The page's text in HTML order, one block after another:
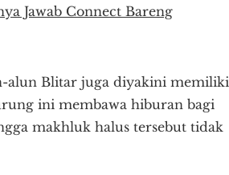
Jawab Connect Bareng
alun Blitar juga diyakini memiliki
ini membawa hiburan bagi
makhluk halus tersebut tidak